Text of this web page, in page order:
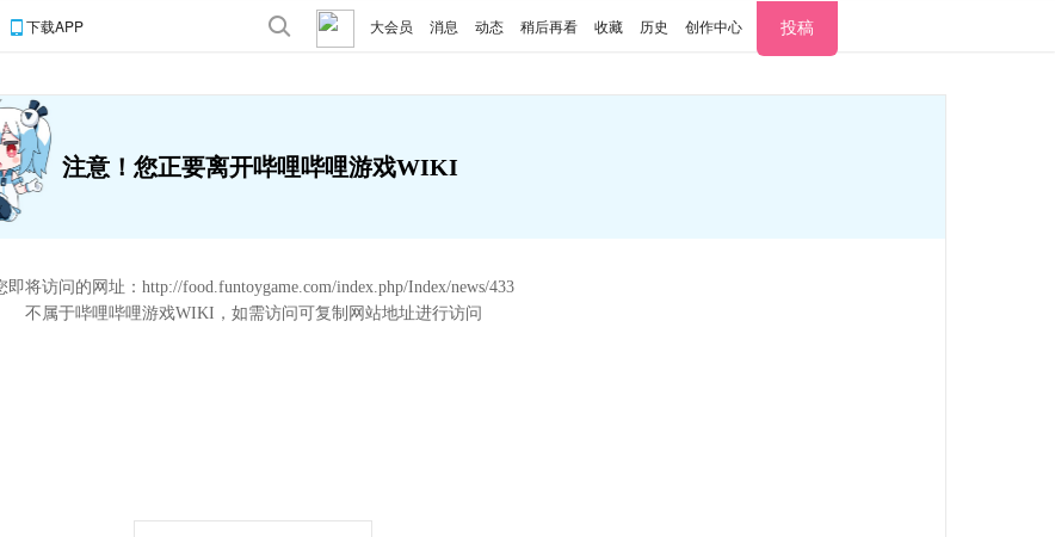
下载APP 大会员 消息 动态 稍后再看 收藏 历史 创作中心 投稿
注意！您正要离开哔哩哔哩游戏WIKI
即将访问的网址： http://food.funtoygame.com/index.php/Index/news/433
不属于哔哩哔哩游戏WIKI，如需访问可复制网站地址进行访问